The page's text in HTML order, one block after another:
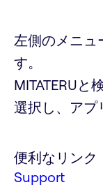
左側のメニュ
す。
MITATERUと
選択し、アプ
便利なリンク
Support